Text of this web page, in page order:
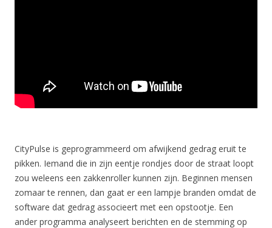
CityPulse is geprogrammeerd om afwijkend gedrag eruit te
pikken. Iemand die in zijn eentje rondjes door de straat loopt
zou weleens een zakkenroller kunnen zijn. Beginnen mensen
zomaar te rennen, dan gaat er een lampje branden omdat de
software dat gedrag associeert met een opstootje. Een
ander programma analyseert berichten en de stemming op